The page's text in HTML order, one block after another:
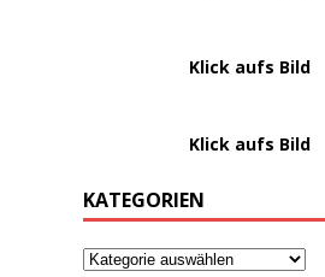
Klick aufs Bild
Klick aufs Bild
KATEGORIEN